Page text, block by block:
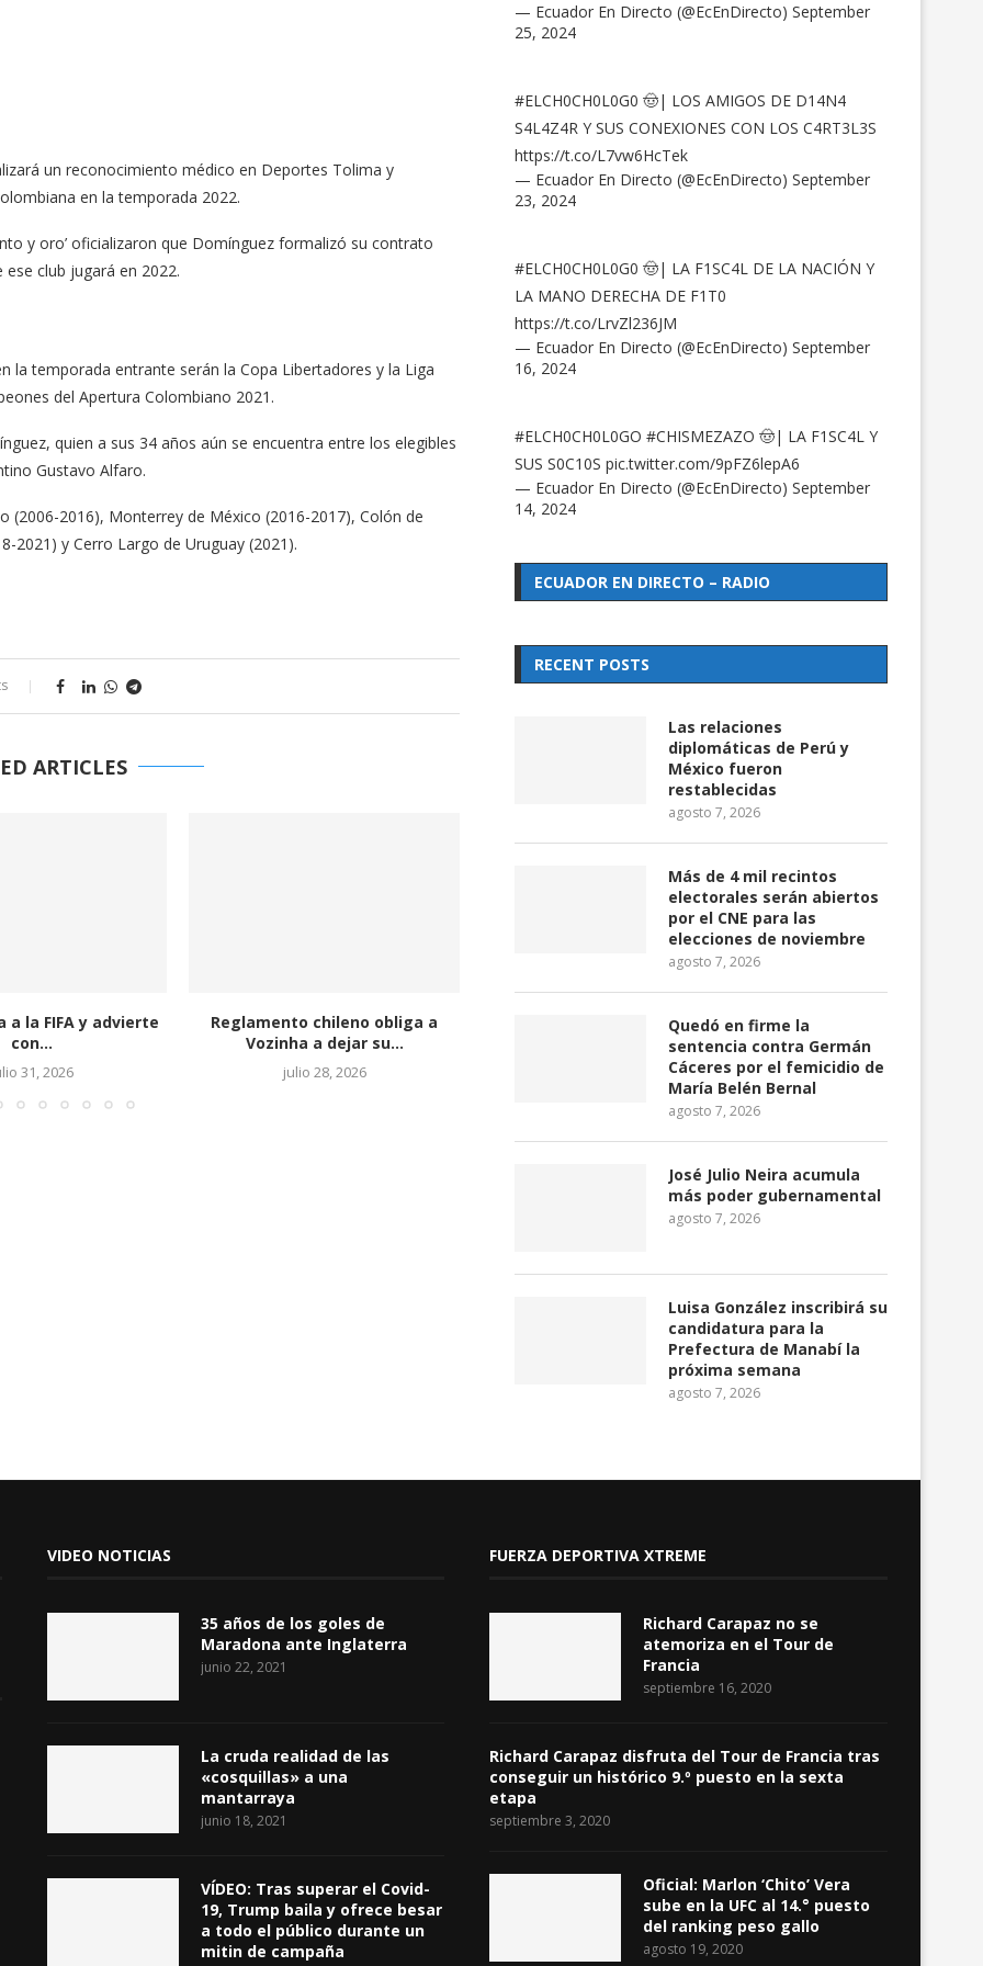
un reconocimiento médico en Deportes Tolima y
en la temporada 2022.
y oro’ oficializaron que Domínguez formalizó su contrato
club jugará en 2022.
la temporada entrante serán la Copa Libertadores y la Liga
del Apertura Colombiano 2021.
quien a sus 34 años aún se encuentra entre los elegibles
Gustavo Alfaro.
(2006-2016), Monterrey de México (2016-2017), Colón de
2021) y Cerro Largo de Uruguay (2021).
ARTICLES
chileno obliga a
a dejar su...
28, 2026
Copa Ecuador 2026: definidos los
cruces de octavos...
julio 28, 2026
Richard Carapaz llevará el maillot
de puntos en...
LigaPro 2026:
Valle domina el
julio 24, 2026
— Ecuador En Directo (@EcEnDirecto) September
25, 2024
#ELCH0CH0L0G0 🤠| LOS AMIGOS DE D14N4
S4L4Z4R Y SUS CONEXIONES CON LOS C4RT3L3S
https://t.co/L7vw6HcTek
— Ecuador En Directo (@EcEnDirecto) September
23, 2024
#ELCH0CH0L0G0 🤠| LA F1SC4L DE LA NACIÓN Y
LA MANO DERECHA DE F1T0
https://t.co/LrvZl236JM
— Ecuador En Directo (@EcEnDirecto) September
16, 2024
#ELCH0CH0L0GO #CHISMEZAZO 🤠| LA F1SC4L Y
SUS S0C10S pic.twitter.com/9pFZ6lepA6
— Ecuador En Directo (@EcEnDirecto) September
14, 2024
ECUADOR EN DIRECTO – RADIO
RECENT POSTS
Las relaciones
diplomáticas de Perú y
México fueron
restablecidas
agosto 7, 2026
Más de 4 mil recintos
electorales serán abiertos
por el CNE para las
elecciones de noviembre
agosto 7, 2026
Quedó en firme la
sentencia contra Germán
Cáceres por el femicidio de
María Belén Bernal
agosto 7, 2026
José Julio Neira acumula
más poder gubernamental
agosto 7, 2026
Luisa González inscribirá su
candidatura para la
Prefectura de Manabí la
próxima semana
agosto 7, 2026
VIDEO NOTICIAS
35 años de los goles de
Maradona ante Inglaterra
junio 22, 2021
La cruda realidad de las
«cosquillas» a una
mantarraya
junio 18, 2021
VÍDEO: Tras superar el Covid-
19, Trump baila y ofrece besar
a todo el público durante un
mitin de campaña
FUERZA DEPORTIVA XTREME
Richard Carapaz no se
atemoriza en el Tour de
Francia
septiembre 16, 2020
Richard Carapaz disfruta del Tour de Francia tras
conseguir un histórico 9.º puesto en la sexta
etapa
septiembre 3, 2020
Oficial: Marlon ‘Chito’ Vera
sube en la UFC al 14.° puesto
del ranking peso gallo
agosto 19, 2020